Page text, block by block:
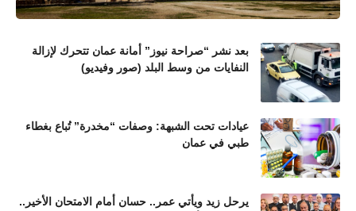
بعد نشر “صراحة نيوز” أمانة عمان تتحرك لإزالة
النفايات من وسط البلد (صور وفيديو)
عيادات تحت الشبهة: وصفات “مخدرة” تُباع بغطاء
طبي في عمان
يرحل زيد ويأتي عمر.. حسان أمام الامتحان الأخير..